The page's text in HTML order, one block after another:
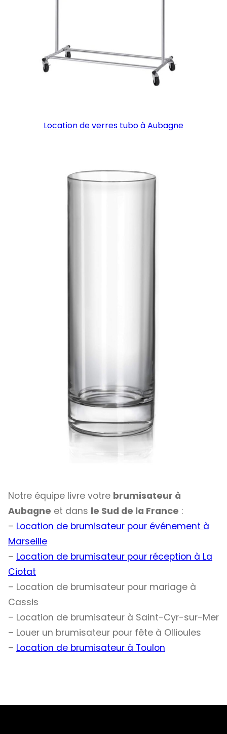
Location de verres tubo à Aubagne
Notre équipe livre votre brumisateur à
Aubagne et dans le Sud de la France :
– Location de brumisateur pour événement à
Marseille
– Location de brumisateur pour réception à La
Ciotat
– Location de brumisateur pour mariage à
Cassis
– Location de brumisateur à Saint-Cyr-sur-Mer
– Louer un brumisateur pour fête à Ollioules
– Location de brumisateur à Toulon